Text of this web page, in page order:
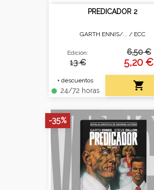
PREDICADOR 2
GARTH ENNIS/... / ECC
Edición:
13 €
+ descuentos
fiber_manual_record 24/72 horas
6,50 €
5,20 €

-35%